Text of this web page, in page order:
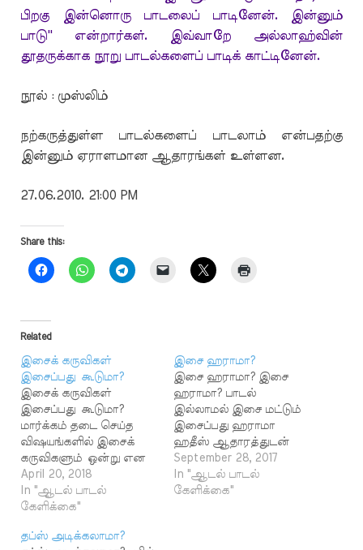
பிறகு இன்னொரு பாடலைப் பாடினேன். இன்னும்
பாடு'' என்றார்கள். இவ்வாறே அல்லாஹ்வின்
தூதருக்காக நூறு பாடல்களைப் பாடிக் காட்டினேன்.
நூல் : முஸ்லிம்
நற்கருத்துள்ள பாடல்களைப் பாடலாம் என்பதற்கு
இன்னும் ஏராளமான ஆதாரங்கள் உள்ளன.
27.06.2010. 21:00 PM
Share this:
Related
இசைக் கருவிகள்
இசைப்பது கூடுமா?
இசைக் கருவிகள்
இசைப்பது கூடுமா?
மார்க்கம் தடை செய்த
விஷயங்களில் இசைக்
கருவிகளும் ஒன்று என
பல வருடங்களாக நாம்
கூறி வருகிறோம்.
ஆனால் இப்னு ஹஸ்ம்,
மற்றும் தற்காலத்தில்
April 20, 2018
In "ஆடல் பாடல்
கேளிக்கை"
இசை ஹராமா?
இசை ஹராமா? இசை
ஹராமா? பாடல்
இல்லாமல் இசை மட்டும்
இசைப்பது ஹராமா
ஹதீஸ் ஆதாரத்துடன்
பதிலை
எதிர்பார்க்கிறேன்? ரிபாஸ்,
கத்தார் பதில் : இசை
September 28, 2017
In "ஆடல் பாடல்
கேளிக்கை"
தப்ஸ் அடிக்கலாமா?